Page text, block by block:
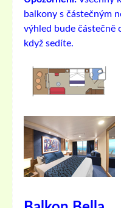
balkony s částečným
výhled bude částečně
když sedíte.